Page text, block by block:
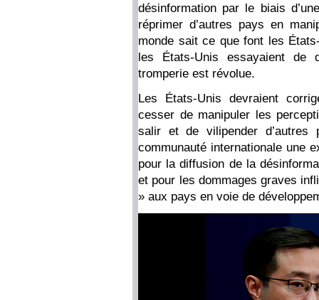
désinformation par le biais
réprimer d’autres pays en
monde sait ce que font les
les États-Unis essayaient de
tromperie est révolue.
Les États-Unis devraient
cesser de manipuler les
salir et de vilipender
communauté internationale une
pour la diffusion de la
et pour les dommages graves
» aux pays en voie de